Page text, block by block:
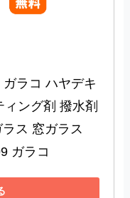
ラコ ハヤデキ
ング剤 撥水剤
ス 窓ガラス
ガラコ